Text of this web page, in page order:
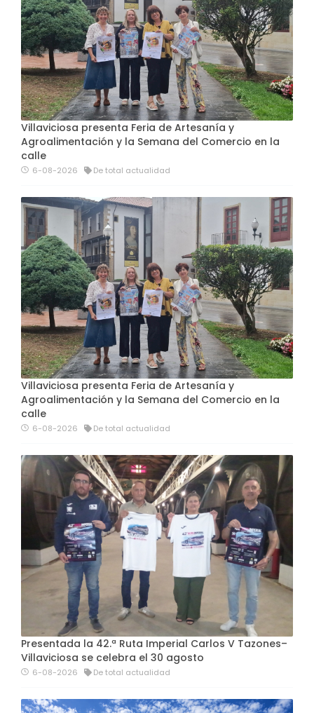
Villaviciosa presenta Feria de Artesanía y
Agroalimentación y la Semana del Comercio en la
calle
6-08-2026 De total actualidad
Villaviciosa presenta Feria de Artesanía y
Agroalimentación y la Semana del Comercio en la
calle
6-08-2026 De total actualidad
Presentada la 42.ª Ruta Imperial Carlos V Tazones–
Villaviciosa se celebra el 30 agosto
6-08-2026 De total actualidad